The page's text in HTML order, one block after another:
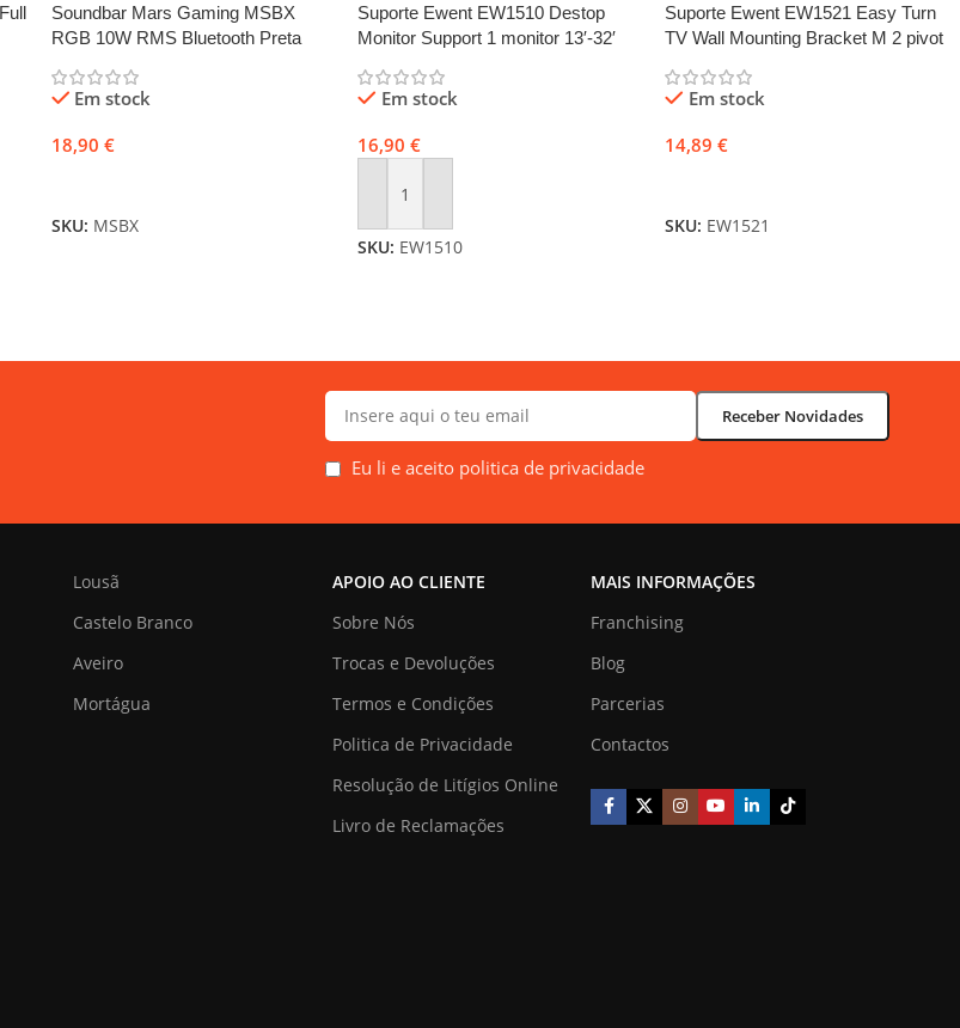
Soundbar Mars Gaming MSBX
RGB 10W RMS Bluetooth Preta
Em stock
18,90 €
SKU: MSBX
Suporte Ewent EW1510 Destop
Monitor Support 1 monitor 13′-32′
Em stock
16,90€
Adicionar
SKU: EW1510
Suporte Ewent EW1521 Easy Turn
TV Wall Mounting Bracket M 2 pivot
Em stock
14,89€
SKU: EW1521
Eu li e aceito politica de privacidade
Lousã
Castelo Branco
Aveiro
Mortágua
APOIO AO CLIENTE
Sobre Nós
Trocas e Devoluções
Termos e Condições
Politica de Privacidade
Resolução de Litígios Online
Livro de Reclamações
MAIS INFORMAÇÕES
Franchising
Blog
Parcerias
Contactos